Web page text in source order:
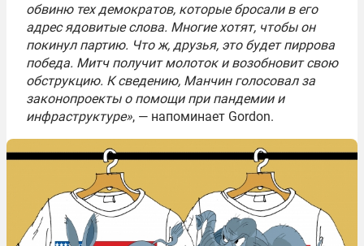
обвиню тех демократов, которые бросали в его
адрес ядовитые слова. Многие хотят, чтобы он
покинул партию. Что ж, друзья, это будет пиррова
победа. Митч получит молоток и возобновит свою
обструкцию. К сведению, Манчин голосовал за
законопроекты о помощи при пандемии и
инфраструктуре», — напоминает Gordon.